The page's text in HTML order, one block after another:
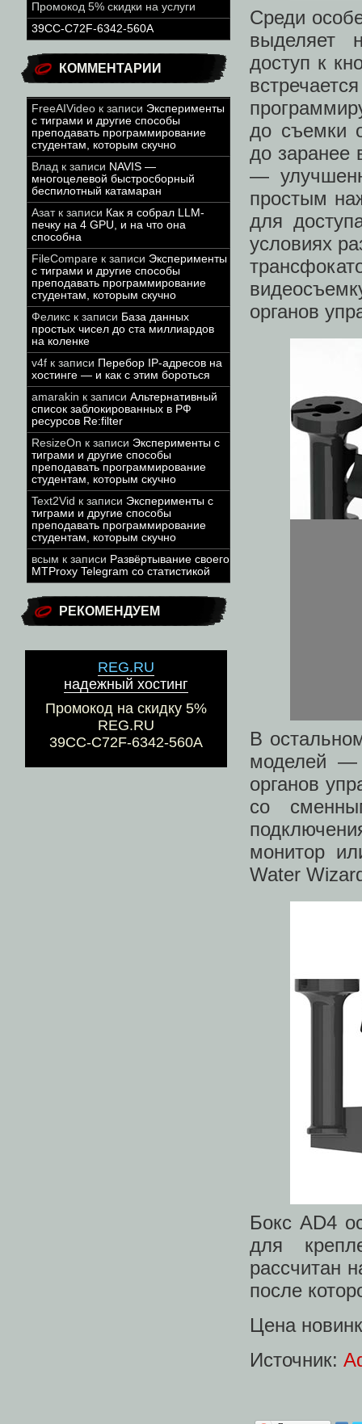
Промокод 5% скидки на услуги
39CC-C72F-6342-560A
КОММЕНТАРИИ
FreeAIVideo к записи Эксперименты
с тиграми и другие способы
преподавать программирование
студентам, которым скучно
Влад к записи NAVIS —
многоцелевой быстросборный
беспилотный катамаран
Азатк записи Как я собрал LLM-
печку на 4 GPU, и на что она
способна
FileCompare к записи Эксперименты
с тиграми и другие способы
преподавать программирование
студентам, которым скучно
Феликс к записи База данных
простых чисел до ста миллиардов
на коленке
v4f к записи Перебор IP-адресов на
хостинге — и как с этим бороться
amarakin к записи Альтернативный
список заблокированных в РФ
ресурсов Re:filter
ResizeOn к записи Эксперименты с
тиграми и другие способы
преподавать программирование
студентам, которым скучно
Text2Vid к записи Эксперименты с
тиграми и другие способы
преподавать программирование
студентам, которым скучно
всым к записи Развёртывание своего
MTProxy Telegram со статистикой
РЕКОМЕНДУЕМ
REG.RU
надежный хостинг
Промокод на скидку 5%
REG.RU
39CC-C72F-6342-560A
Среди
выделяет
доступ к
до съемки
до заранее
—
простым
для
условиях
органов
В
моделей —
органов
со
монитор
Water
Бокс AD4
для
рассчитан
после
Цена
Источник: